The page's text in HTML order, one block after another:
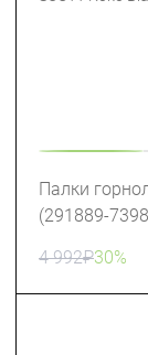
Палки
(291889-
4 992₽30%